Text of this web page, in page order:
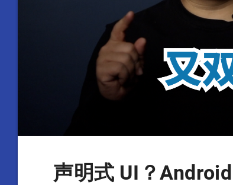
声明式 UI？